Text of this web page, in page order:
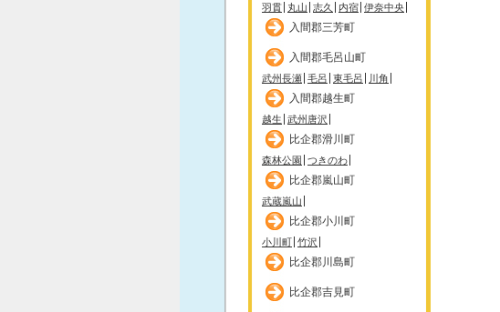
羽貫 丸山 志久 内宿 伊奈中央
入間郡三芳町
入間郡毛呂山町
武州長瀬 毛呂 東毛呂 川角
入間郡越生町
越生 武州唐沢
比企郡滑川町
森林公園 つきのわ
比企郡嵐山町
武蔵嵐山
比企郡小川町
小川町 竹沢
比企郡川島町
比企郡吉見町